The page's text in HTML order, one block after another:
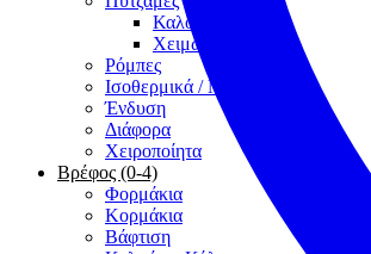
Καλοκαίρι
Χειμώνας
Ρόμπες
Ισοθερμικά / Μάλλινα
Ένδυση
Διάφορα
Χειροποίητα
Βρέφος (0-4)
Φορμάκια
Κορμάκια
Βάφτιση